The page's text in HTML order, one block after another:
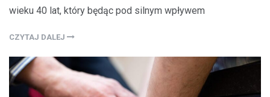
wieku 40 lat, który będąc pod silnym wpływem
CZYTAJ DALEJ